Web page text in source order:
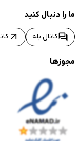
ما را دنبال کنید
forumکانال بله arrow_outward
مجوزها